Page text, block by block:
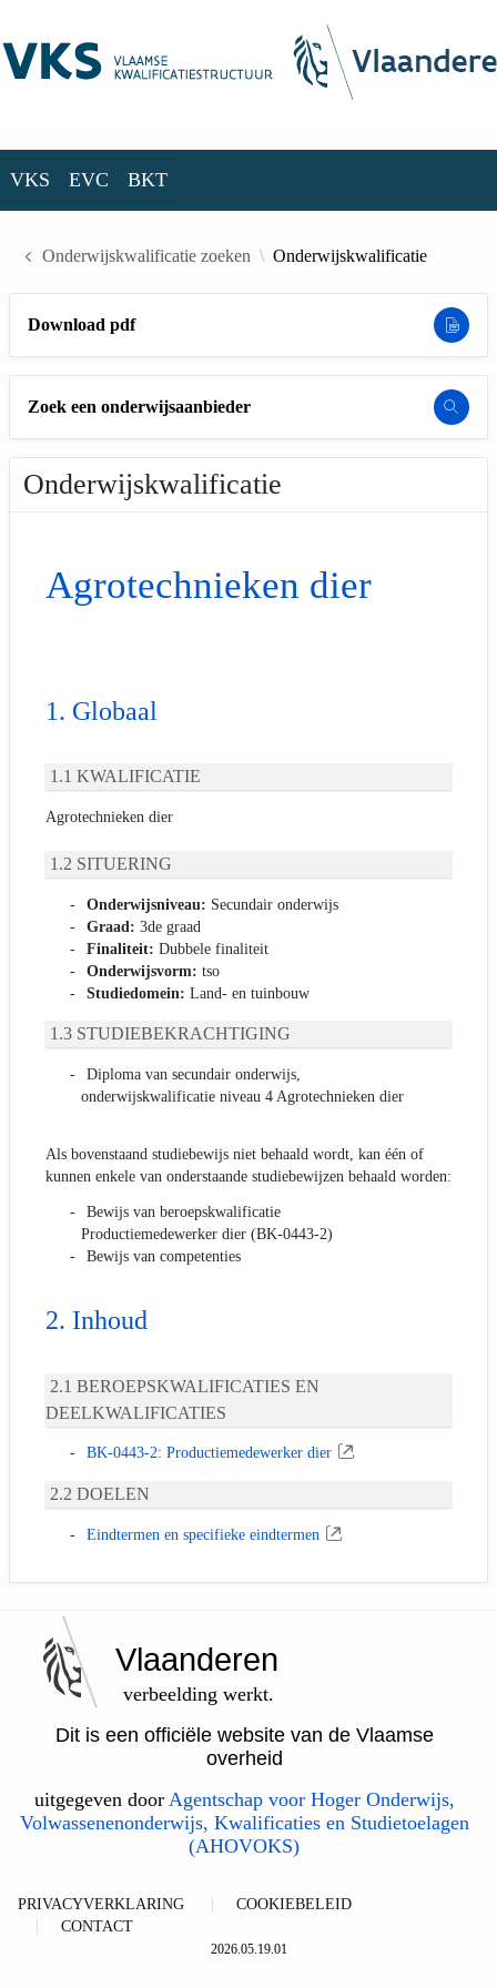
VKS EVC BKT
Onderwijskwalificatie zoeken Onderwijskwalificatie
Download pdf
Zoek een onderwijsaanbieder
Onderwijskwalificatie
Agrotechnieken dier
Globaal
KWALIFICATIE
Agrotechnieken dier
SITUERING
Onderwijsniveau: Secundair onderwijs
Graad: 3de graad
Finaliteit: Dubbele finaliteit
Onderwijsvorm: tso
Studiedomein: Land- en tuinbouw
STUDIEBEKRACHTIGING
Diploma van secundair onderwijs,
onderwijskwalificatie niveau 4 Agrotechnieken dier
Als bovenstaand studiebewijs niet behaald wordt, kan één of
kunnen enkele van onderstaande studiebewijzen behaald worden:
Bewijs van beroepskwalificatie
Productiemedewerker dier (BK-0443-2)
Bewijs van competenties
Inhoud
BEROEPSKWALIFICATIES EN
DEELKWALIFICATIES
BK-0443-2: Productiemedewerker dier
DOELEN
Eindtermen en specifieke eindtermen
Vlaanderen
verbeelding werkt.
Dit is een officiële website van de Vlaamse
overheid
uitgegeven door Agentschap voor Hoger Onderwijs,
Volwassenenonderwijs, Kwalificaties en Studietoelagen
(AHOVOKS)
PRIVACYVERKLARING
COOKIEBELEID
CONTACT
2026.05.19.01